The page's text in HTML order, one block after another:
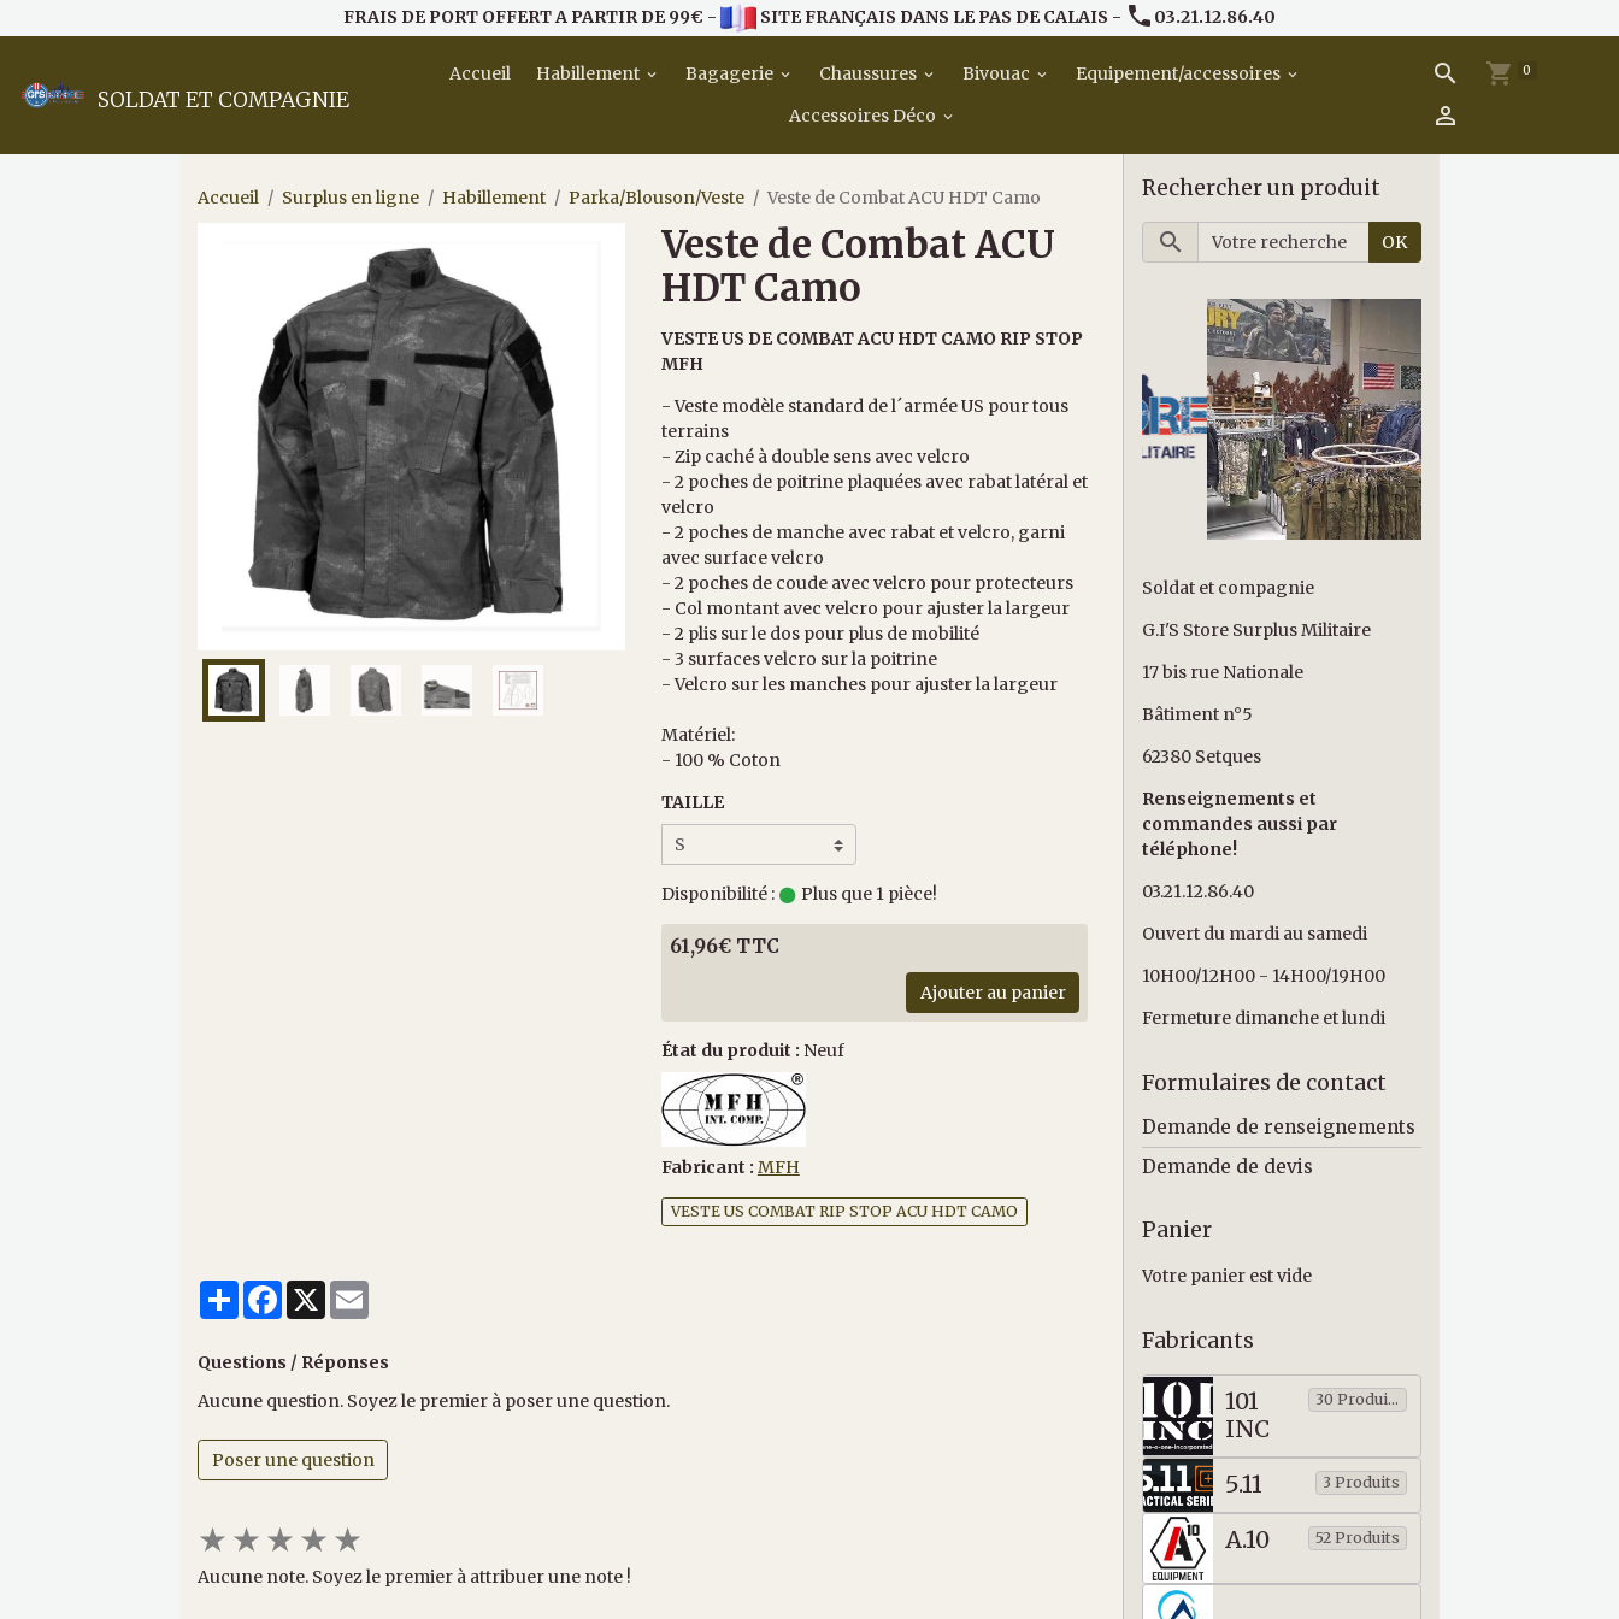
FRAIS DE PORT OFFERT A PARTIR DE 99€ - SITE FRANÇAIS DANS LE PAS DE CALAIS - 03.21.12.86.40
SOLDAT ET COMPAGNIE
Accueil Habillement Bagagerie Chaussures Bivouac
Equipement/accessoires
Accessoires Déco
0
Accueil Surplus en ligne Habillement Parka/Blouson/Veste Veste de Combat ACU HDT Camo
Veste de Combat ACU
HDT Camo
VESTE US DE COMBAT ACU HDT CAMO RIP STOP
MFH
- Veste modèle standard de l´armée US pour tous
terrains
- Zip caché à double sens avec velcro
- 2 poches de poitrine plaquées avec rabat latéral et
velcro
- 2 poches de manche avec rabat et velcro, garni
avec surface velcro
- 2 poches de coude avec velcro pour protecteurs
- Col montant avec velcro pour ajuster la largeur
- 2 plis sur le dos pour plus de mobilité
- 3 surfaces velcro sur la poitrine
- Velcro sur les manches pour ajuster la largeur
Matériel:
- 100 % Coton
TAILLE
Disponibilité : Plus que 1 pièce!
61,96€ TTC
Ajouter au panier
État du produit : Neuf
Fabricant : MFH
VESTE US COMBAT RIP STOP ACU HDT CAMO
PartagerFacebook
X
Questions / Réponses
Aucune question. Soyez le premier à poser une question.
Poser une question
★★★★★
Aucune note. Soyez le premier à attribuer une note !
Rechercher un produit
OK
Soldat et compagnie
G.I'S Store Surplus Militaire
17 bis rue Nationale
Bâtiment n°5
62380 Setques
Renseignements et
commandes aussi par
téléphone!
03.21.12.86.40
Ouvert du mardi au samedi
10H00/12H00 - 14H00/19H00
Fermeture dimanche et lundi
Formulaires de contact
Demande de renseignements
Demande de devis
Panier
Votre panier est vide
Fabricants
101
INC
30 Produits
5.11 3 Produits
A.10 52 Produits